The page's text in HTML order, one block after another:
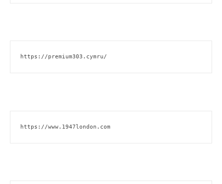
https://premium303.cymru/
https://www.1947london.com